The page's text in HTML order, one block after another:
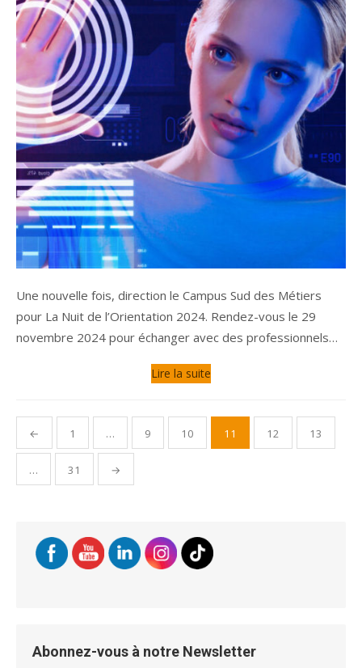
Une nouvelle fois, direction le Campus Sud des Métiers
pour La Nuit de l’Orientation 2024. Rendez-vous le 29
novembre 2024 pour échanger avec des professionnels…
Lire la suite
Pagination
des
publications
← 1 … 9 10 11 12 13
… 31 →
Abonnez-vous à notre Newsletter